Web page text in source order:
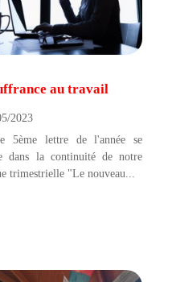
au travail
2023
5ème lettre de l'année se
dans la continuité de notre
trimestrielle "Le nouveau...